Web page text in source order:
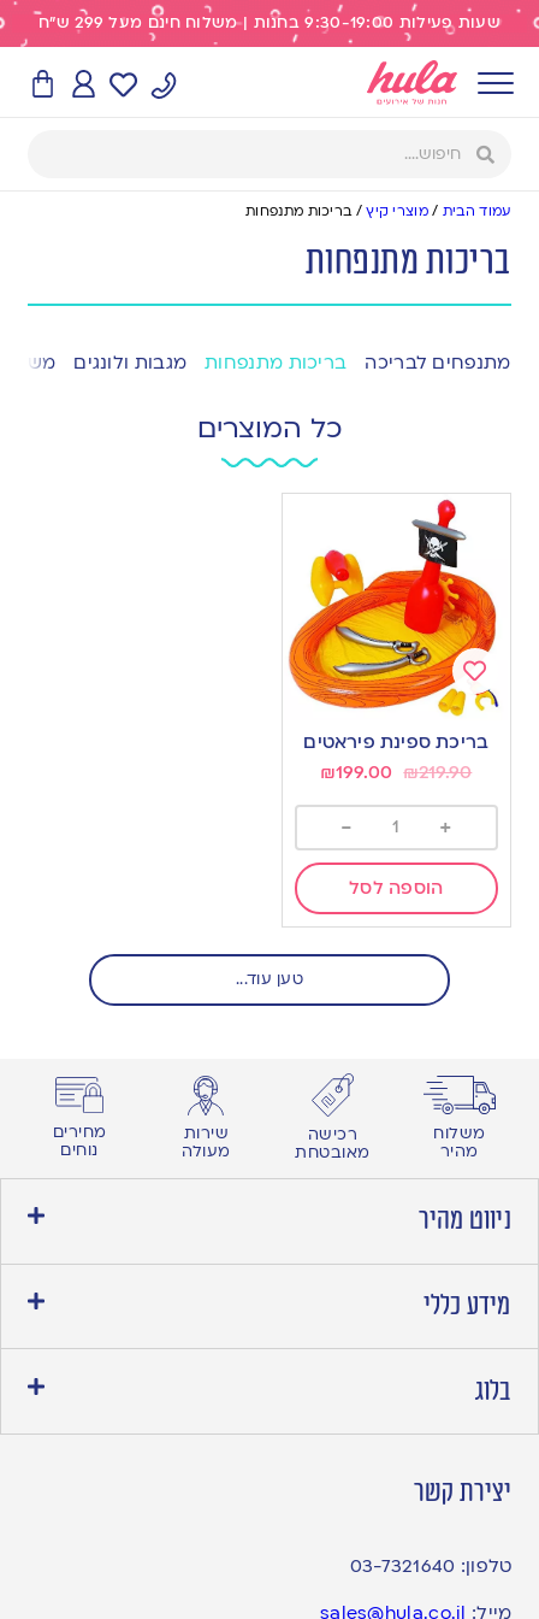
שעות פעילות 9:30-19:00 בחנות | משלוח חינם מעל 299 ש"ח
עמוד הבית /מוצרי קיץ/בריכות מתנפחות
בריכות מתנפחות
מתנפחים לבריכה בריכות מתנפחות מגבות ולונגים
כל המוצרים
Add
to
בריכת ספינת פיראטים
₪219.90
₪199.00
+
-
הוספה לסל
טען עוד...
משלוח
מהיר
רכישה
מאובטחת
שירות
מעולה
מחירים
נוחים
ניווט מהיר
מידע כללי
בלוג
יצירת קשר
טלפון: 03-7321640
מייל: sales@hula.co.il